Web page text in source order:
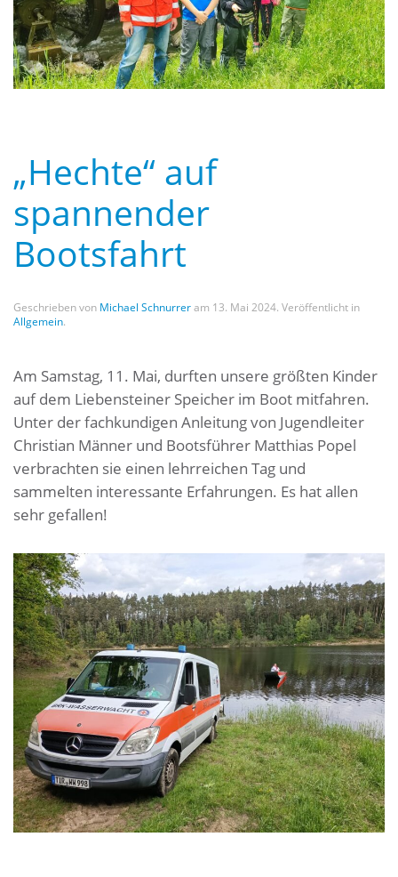
„Hechte“ auf
spannender
Bootsfahrt
Geschrieben von Michael Schnurreram 13. Mai 2024. Veröffentlicht in
Allgemein.
Am Samstag, 11. Mai, durften unsere größten Kinder
auf dem Liebensteiner Speicher im Boot mitfahren.
Unter der fachkundigen Anleitung von Jugendleiter
Christian Männer und Bootsführer Matthias Popel
verbrachten sie einen lehrreichen Tag und
sammelten interessante Erfahrungen. Es hat allen
sehr gefallen!